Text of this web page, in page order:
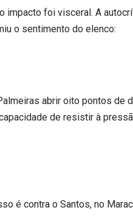
impacto foi visceral. A
o sentimento do elenco:
abrir oito pontos de
de resistir à
é contra o Santos, no